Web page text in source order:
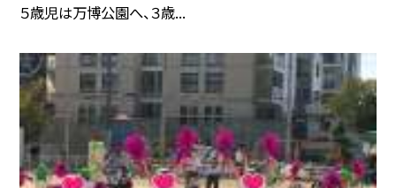
５歳児は万博公園へ、３歳...